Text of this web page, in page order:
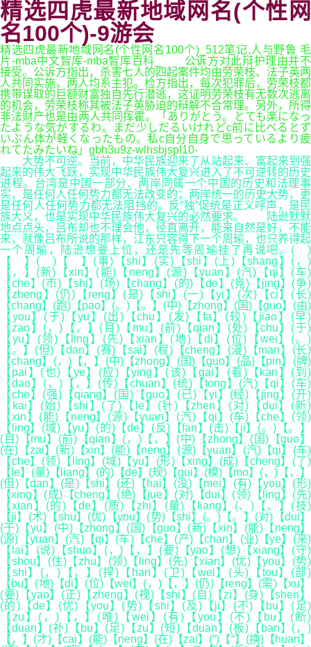
精选四虎最新地域网名(个性网
名100个)-9游会
精选四虎最新地域网名(个性网名100个)_512笔记,人与野鲁 毛
片-mba中文智库-mba智库百科_ 公诉方对此辩护理由并不
接受。公诉方指出，杀害七人的四起案件均由劳荣枝、法子英两
人共同实施，两人均系主犯。检方指出，每次犯罪后，劳荣枝都
携带谋取的巨额财富独自先行潜逃，这证明劳荣枝有无数次逃离
的机会，劳荣枝称其被法子英胁迫的辩解不合常理。另外，所得
非法财产也是由两人共同挥霍。「ありがとう。とても楽になっ
たような気がするわ。まだ少しだるいけれどc前に比べるとず
いぶん体が軽くなったもの。私c自分自身で思っているより疲
れてたみたいね」gbh3u9z-wlhsbjspl10-
大势不可逆。当前，中华民族迎来了从站起来、富起来到强
起来的伟大飞跃，实现中华民族伟大复兴进入了不可逆转的历史
进程。台湾是中国一部分、两岸同属一个中国的历史和法理事
实，是任何人任何势力都无法改变的；两岸统一的历史大势，更
是任何人任何势力都无法阻挡的。反“独”促统是正义呼声，是民
族大义，也是实现中华民族伟大复兴的必然要求。 陆逊默默
地点点头，吕布却也不理会他，径直离开，能来自然是好，不能
来，就像吕布所说的那样，江东只容得下一个周瑜，也只养得起
一个周瑜，陆逊想要上位，还是先等周瑜挂了再说吧。( )
【 】( )【 】(事)【shi】(实)【shi】(上)【shang】(，)
【，】(新)【xin】(能)【neng】(源)【yuan】(汽)【qi】(车)
【che】(市)【shi】(场)【chang】(的)【de】(竞)【jing】(争)
【zheng】(仍)【reng】(是)【shi】(一)【yi】(次)【ci】(长)
【chang】(跑)【pao】(。)【。】(中)【zhong】(国)【guo】(由)
【you】(于)【yu】(出)【chu】(发)【fa】(较)【jiao】(早)
【zao】(，)【，】(目)【mu】(前)【qian】(处)【chu】(于)
【yu】(领)【ling】(先)【xian】(地)【di】(位)【wei】(。)
【。】(但)【dan】(赛)【sai】(程)【cheng】(漫)【man】(长)
【chang】(，)【，】(中)【zhong】(国)【guo】(品)【pin】(牌)
【pai】(也)【ye】(应)【ying】(该)【gai】(看)【kan】(到)
【dao】(，)【，】(传)【chuan】(统)【tong】(汽)【qi】(车)
【che】(强)【qiang】(国)【guo】(已)【yi】(经)【jing】(开)
【kai】(始)【shi】(了)【le】(针)【zhen】(对)【dui】(新)
【xin】(能)【neng】(源)【yuan】(汽)【qi】(车)【che】(领)
【ling】(域)【yu】(的)【de】(反)【fan】(击)【ji】(。)【。】
(目)【mu】(前)【qian】(，)【，】(中)【zhong】(国)【guo】
(在)【zai】(新)【xin】(能)【neng】(源)【yuan】(汽)【qi】(车)
【che】(领)【ling】(域)【yu】(形)【xing】(成)【cheng】(了)
【le】(量)【liang】(的)【de】(规)【gui】(模)【mo】(，)【，】
(但)【dan】(是)【shi】(还)【hai】(没)【mei】(有)【you】(形)
【xing】(成)【cheng】(绝)【jue】(对)【dui】(领)【ling】(先)
【xian】(的)【de】(质)【zhi】(量)【liang】(、)【、】(技)
【ji】(术)【shu】(优)【you】(势)【shi】(。)【。】(对)【dui】
(于)【yu】(中)【zhong】(国)【guo】(新)【xin】(能)【neng】
(源)【yuan】(汽)【qi】(车)【che】(产)【chan】(业)【ye】(来)
【lai】(说)【shuo】(，)【，】(要)【yao】(想)【xiang】(守)
【shou】(住)【zhu】(领)【ling】(先)【xian】(优)【you】(势)
【shi】(，)【，】(捍)【han】(卫)【wei】(头)【tou】(部)
【bu】(地)【di】(位)【wei】(，)【，】(仍)【reng】(需)【xu】
(要)【yao】(正)【zheng】(视)【shi】(自)【zi】(身)【shen】
(的)【de】(优)【you】(势)【shi】(及)【ji】(不)【bu】(足)
【zu】(，)【，】(唯)【wei】(有)【you】(不)【bu】(断)
【duan】(补)【bu】(足)【zu】(短)【duan】(板)【ban】(，)
【，】(才)【cai】(能)【neng】(在)【zai】(“)【“】(换)【huan】